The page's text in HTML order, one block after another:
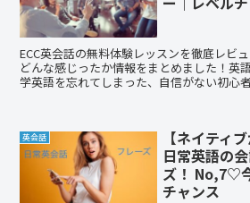
ECC英会話の無料体験レッスンを徹底レビ
どんな感じったか情報をまとめました！英
学英語を忘れてしまった、自信がない初心
英会話
【ネイティ
日常英語の
ズ！ No,7♡
チャンス